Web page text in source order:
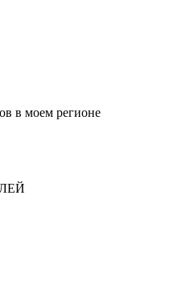
в моем регионе